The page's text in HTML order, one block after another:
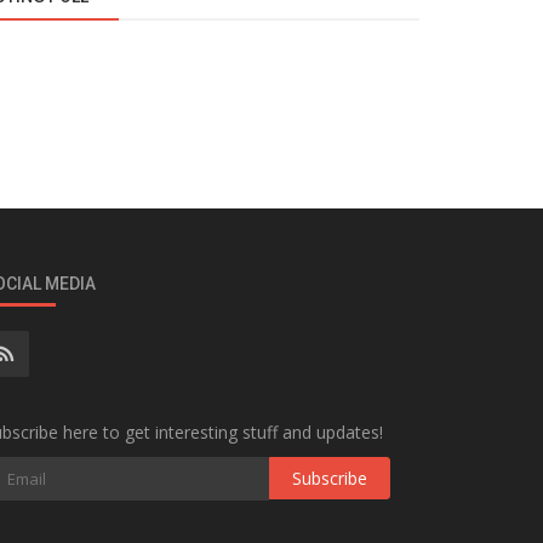
MEDIA
here to get interesting stuff and updates!
Subscribe